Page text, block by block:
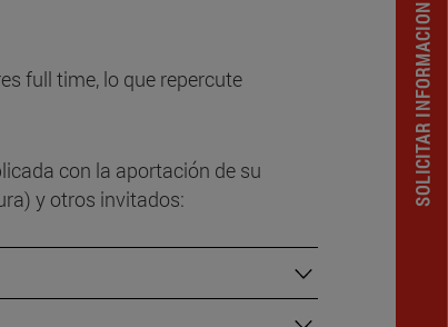
SOLICITAR INFORMACION
full time, lo que repercute
con la aportación de su
y otros invitados: